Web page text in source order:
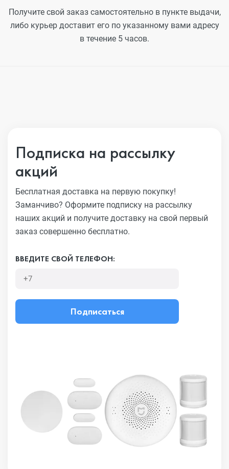
Получите свой заказ самостоятельно в пункте выдачи,
либо курьер доставит его по указанному вами адресу
в течение 5 часов.
Подписка на рассылку
акций
Бесплатная доставка на первую покупку!
Заманчиво? Оформите подписку на рассылку
наших акций и получите доставку на свой первый
заказ совершенно бесплатно.
ВВЕДИТЕ СВОЙ ТЕЛЕФОН:
Подписаться